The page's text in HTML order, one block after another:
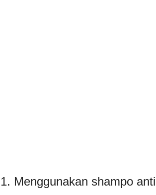
1. Menggunakan shampo